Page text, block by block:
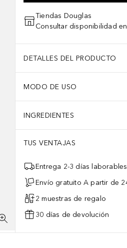
Tiendas Douglas
Consultar disponibilidad
DETALLES DEL PRODUCTO
MODO DE USO
INGREDIENTES
TUS VENTAJAS
Entrega 2-3 días laborables
Envío gratuito A partir de
2 muestras de regalo
30 días de devolución